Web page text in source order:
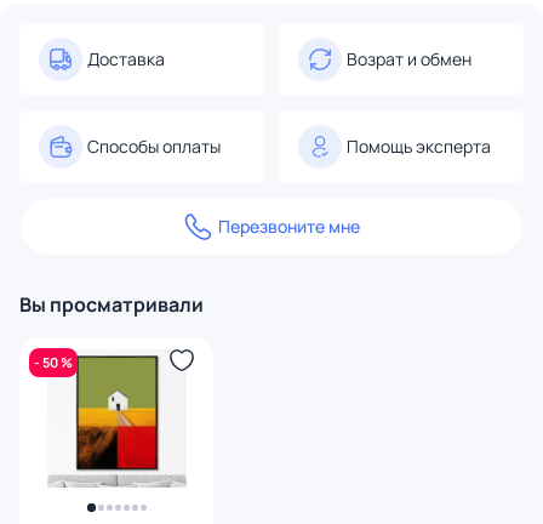
Доставка Возрат и обмен
Способы оплаты Помощь эксперта
Перезвоните мне
Вы просматривали
- 50 %